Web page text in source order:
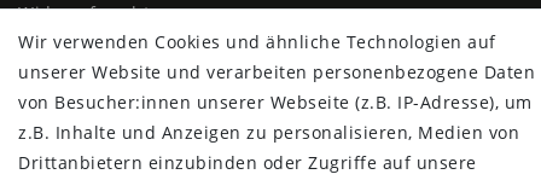
Widerrufs­recht
Vertrag widerrufen
MYPOPUPCLUB
Wir verwenden Cookies und ähnliche Technologien auf
unserer Website und verarbeiten personenbezogene Daten
von Besucher:innen unserer Webseite (z.B. IP-Adresse), um
z.B. Inhalte und Anzeigen zu personalisieren, Medien von
Drittanbietern einzubinden oder Zugriffe auf unsere